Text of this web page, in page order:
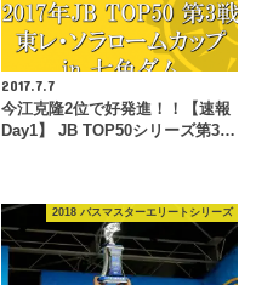
2017.7.7
今江克隆2位で好発進！！【速報
Day1】 JB TOP50シリーズ第3…
2018 バスマスターエリートシリーズ